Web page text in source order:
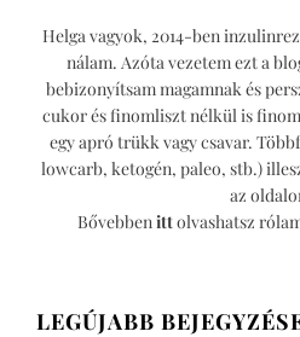
Helga vagyok, 2014-ben
nálam. Azóta vezetem ezt a
bebizonyítsam magamnak és
cukor és finomliszt nélkül is
egy apró trükk vagy csavar.
lowcarb, ketogén, paleo, stb.)
az
Bővebben ittolvashatsz
LEGÚJABB